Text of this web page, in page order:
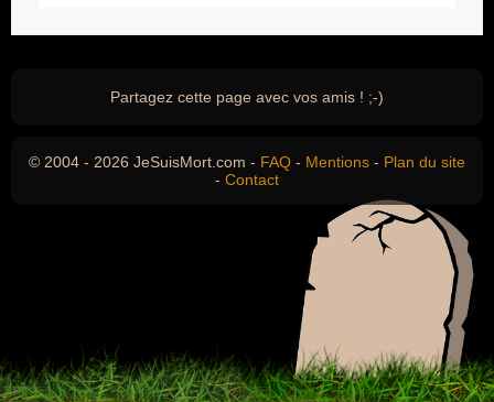
Partagez cette page avec vos amis ! ;-)
© 2004 - 2026 JeSuisMort.com - FAQ - Mentions - Plan du site
- Contact